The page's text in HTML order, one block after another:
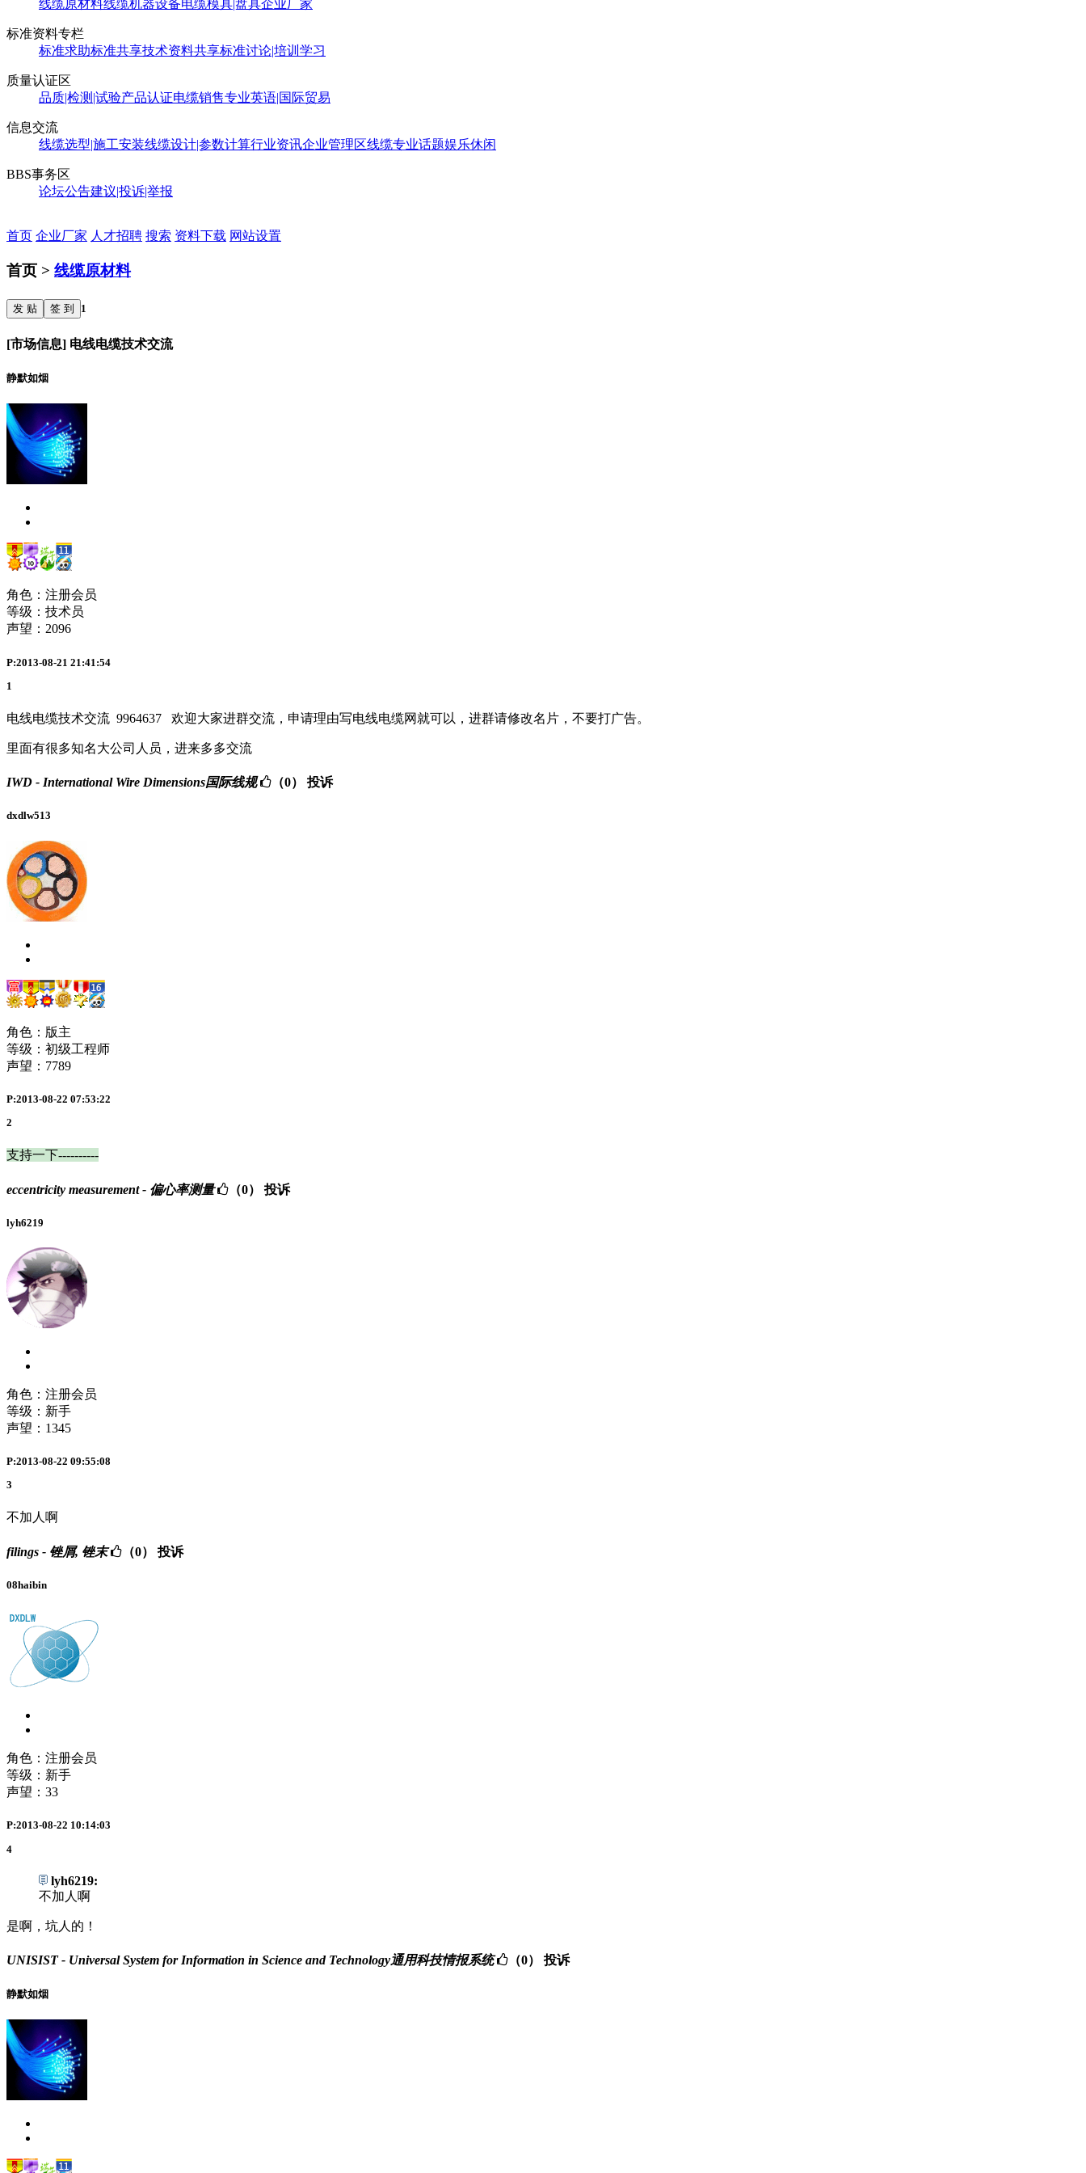
线缆原材料线缆机器设备电缆模具|盘具企业厂家
标准资料专栏
标准求助标准共享技术资料共享标准讨论|培训学习
质量认证区
品质|检测|试验产品认证电缆销售专业英语|国际贸易
信息交流
线缆选型|施工安装线缆设计|参数计算行业资讯企业管理区线缆专业话题娱乐休闲
BBS事务区
论坛公告建议|投诉|举报
首页 企业厂家 人才招聘 搜索 资料下载 网站设置
首页 > 线缆原材料
发 贴 签 到 1
[市场信息] 电线电缆技术交流
静默如烟
角色：注册会员
等级：技术员
声望： 2096
P:2013-08-21 21:41:54
1
电线电缆技术交流 9964637 欢迎大家进群交流，申请理由写电线电缆网就可以，进群请修改名片，不要打广告。
里面有很多知名大公司人员，进来多多交流
IWD - International Wire Dimensions国际线规 （0） 投诉
dxdlw513
角色：版主
等级：初级工程师
声望： 7789
P:2013-08-22 07:53:22
2
支持一下----------
eccentricity measurement - 偏心率测量 （0） 投诉
lyh6219
角色：注册会员
等级：新手
声望： 1345
P:2013-08-22 09:55:08
3
不加人啊
filings - 锉屑, 锉末 （0） 投诉
08haibin
角色：注册会员
等级：新手
声望： 33
P:2013-08-22 10:14:03
4
lyh6219:
不加人啊
是啊，坑人的！
UNISIST - Universal System for Information in Science and Technology通用科技情报系统 （0） 投诉
静默如烟